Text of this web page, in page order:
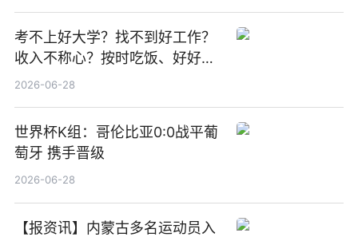
考不上好大学？找不到好工作？
收入不称心？按时吃饭、好好睡
觉
2026-06-28
世界杯K组：哥伦比亚0:0战平葡
萄牙 携手晋级
2026-06-28
【报资讯】内蒙古多名运动员入